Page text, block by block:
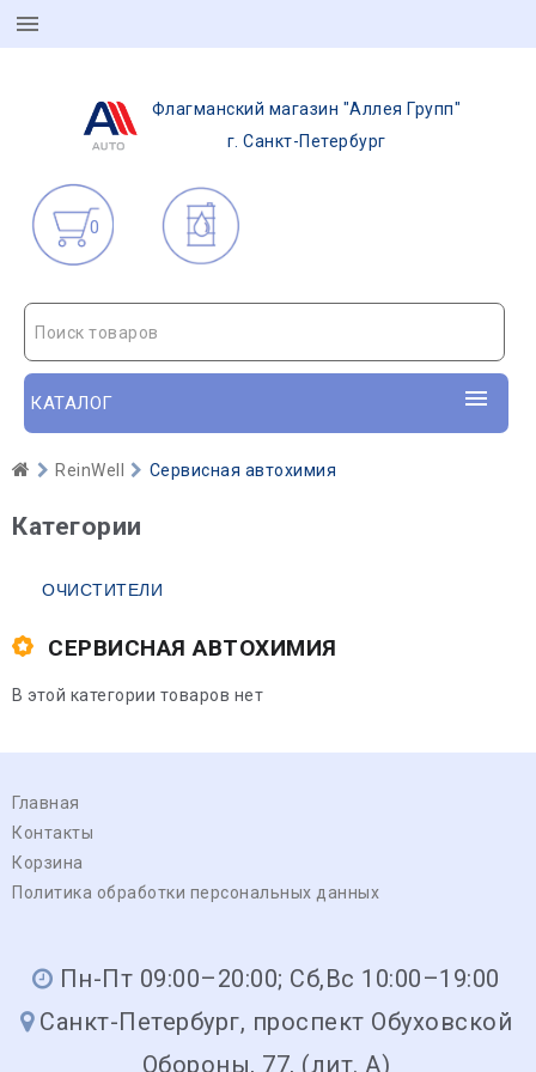
Флагманский магазин "Аллея Групп"
г. Санкт-Петербург
0
Поиск товаров
КАТАЛОГ
ReinWell Сервисная автохимия
Категории
ОЧИСТИТЕЛИ
СЕРВИСНАЯ АВТОХИМИЯ
В этой категории товаров нет
Главная
Контакты
Корзина
Политика обработки персональных данных
Пн-Пт 09:00–20:00; Сб,Вс 10:00–19:00
Санкт-Петербург, проспект Обуховской
Обороны, 77, (лит. А)